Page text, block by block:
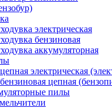
электрическая
бензиновая
аккумуляторная
электрическая
цепная
пилы